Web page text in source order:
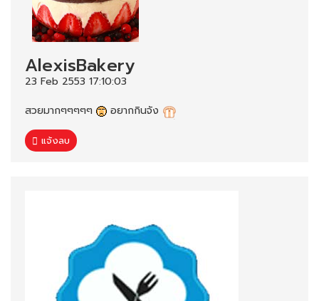
AlexisBakery
23 Feb 2553 17:10:03
สวยมากๆๆๆๆๆ
อยากกินจัง
แจ้งลบ